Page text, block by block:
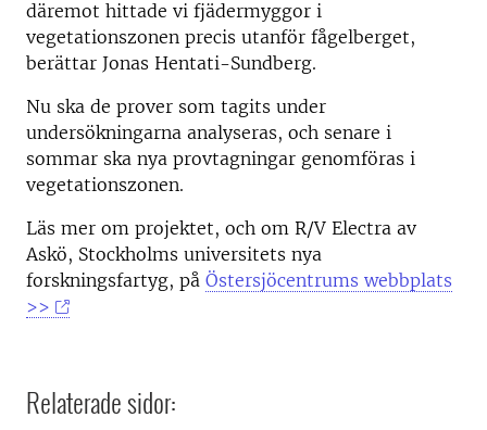
däremot hittade vi fjädermyggor i
vegetationszonen precis utanför fågelberget,
berättar Jonas Hentati-Sundberg.
Nu ska de prover som tagits under
undersökningarna analyseras, och senare i
sommar ska nya provtagningar genomföras i
vegetationszonen.
Läs mer om projektet, och om R/V Electra av
Askö, Stockholms universitets nya
forskningsfartyg, på Östersjöcentrums webbplats
>>
Relaterade sidor: